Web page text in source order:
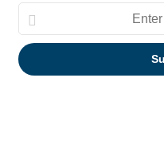
Enter
your
Email
address